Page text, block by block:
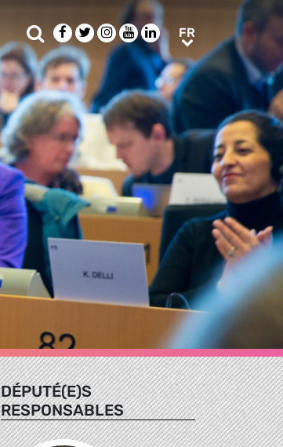
Rechercher
Facebook
TwitterInstagram
Youtube
LinkedIn
FR
DÉPUTÉ(E)S
RESPONSABLES